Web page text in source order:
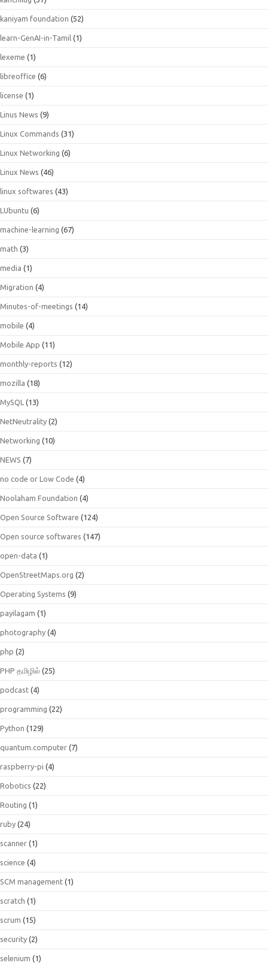
kaniyam foundation (52)
learn-GenAI-in-Tamil (1)
lexeme (1)
libreoffice (6)
license (1)
Linus News (9)
Linux Commands (31)
Linux Networking (6)
Linux News (46)
linux softwares (43)
LUbuntu (6)
machine-learning (67)
math (3)
media (1)
Migration (4)
Minutes-of-meetings (14)
mobile (4)
Mobile App (11)
monthly-reports (12)
mozilla (18)
MySQL (13)
NetNeutrality (2)
Networking (10)
NEWS (7)
no code or Low Code (4)
Noolaham Foundation (4)
Open Source Software (124)
Open source softwares (147)
open-data (1)
OpenStreetMaps.org (2)
Operating Systems (9)
payilagam (1)
photography (4)
php (2)
PHP தமிழில் (25)
podcast (4)
programming (22)
Python (129)
quantum.computer (7)
raspberry-pi (4)
Robotics (22)
Routing (1)
ruby (24)
scanner (1)
science (4)
SCM management (1)
scratch (1)
scrum (15)
security (2)
selenium (1)